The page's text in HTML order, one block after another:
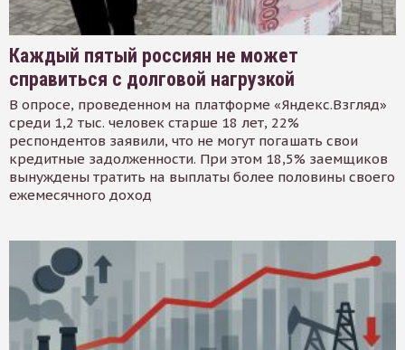
Каждый пятый россиян не может
справиться с долговой нагрузкой
В опросе, проведенном на платформе «Яндекс.Взгляд»
среди 1,2 тыс. человек старше 18 лет, 22%
респондентов заявили, что не могут погашать свои
кредитные задолженности. При этом 18,5% заемщиков
вынуждены тратить на выплаты более половины своего
ежемесячного доход